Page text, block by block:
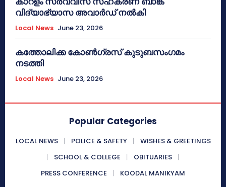
വിദ്യാഭ്യാസ അവാർഡ് നൽകി
Local News June 23, 2026
കത്തോലിക്ക കോൺഗ്രസ് കുടുബസംഗമം
നടത്തി
Local News June 23, 2026
Popular Categories
LOCAL NEWS POLICE & SAFETY
WISHES & GREETINGS
SCHOOL & COLLEGE
OBITUARIES
PRESS CONFERENCE
KOODAL MANIKYAM